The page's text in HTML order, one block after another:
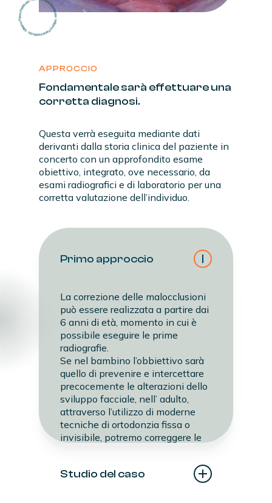
APPROCCIO
Fondamentalesarà effettuareuna
corretta diagnosi.
Questa verrà eseguita mediante dati
derivanti dalla storia clinica del paziente in
concerto con un approfondito esame
obiettivo, integrato, ove necessario, da
esami radiografici e di laboratorio per una
corretta valutazione dell’individuo.
Primo approccio
La correzione delle malocclusioni
può essere realizzata a partire dai
6 anni di età, momento in cui è
possibile eseguire le prime
radiografie.
Se nel bambino l’obbiettivo sarà
quello di prevenire e intercettare
precocemente le alterazioni dello
sviluppo facciale, nell’ adulto,
attraverso l’utilizzo di moderne
tecniche di ortodonzia fissa o
invisibile, potremo correggere le
Studio del caso